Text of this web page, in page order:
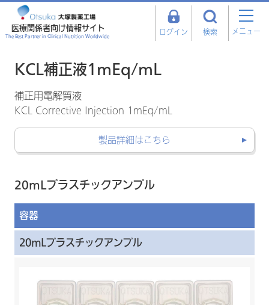
医療関係者向け情報サイト
The Best Partner in Clinical Nutrition Worldwide ログイン 検索 メニュー
KCL補正液1mEq/mL
補正用電解質液
KCL Corrective Injection 1mEq/mL
製品詳細はこちら
20mLプラスチックアンプル
容器
20mLプラスチックアンプル